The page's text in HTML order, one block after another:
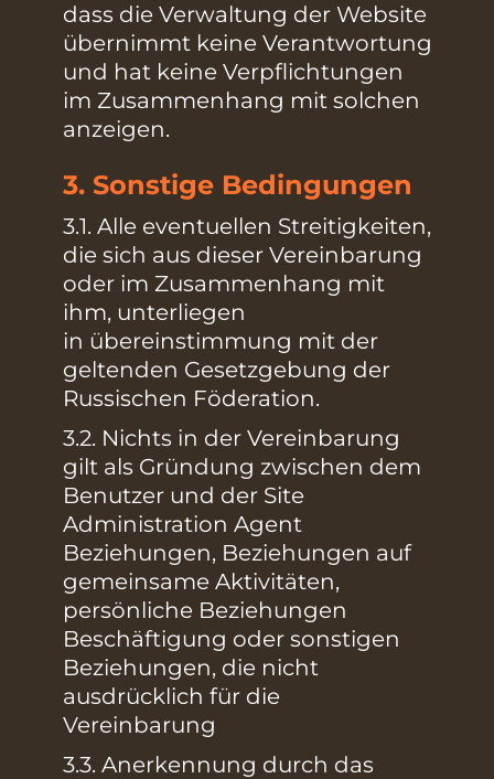
dass die Verwaltung der Website
übernimmt keine Verantwortung
und hat keine Verpflichtungen
im Zusammenhang mit solchen
anzeigen.
3. Sonstige Bedingungen
3.1. Alle eventuellen Streitigkeiten,
die sich aus dieser Vereinbarung
oder im Zusammenhang mit
ihm, unterliegen
in übereinstimmung mit der
geltenden Gesetzgebung der
Russischen Föderation.
3.2. Nichts in der Vereinbarung
gilt als Gründung zwischen dem
Benutzer und der Site
Administration Agent
Beziehungen, Beziehungen auf
gemeinsame Aktivitäten,
persönliche Beziehungen
Beschäftigung oder sonstigen
Beziehungen, die nicht
ausdrücklich für die
Vereinbarung
3.3. Anerkennung durch das